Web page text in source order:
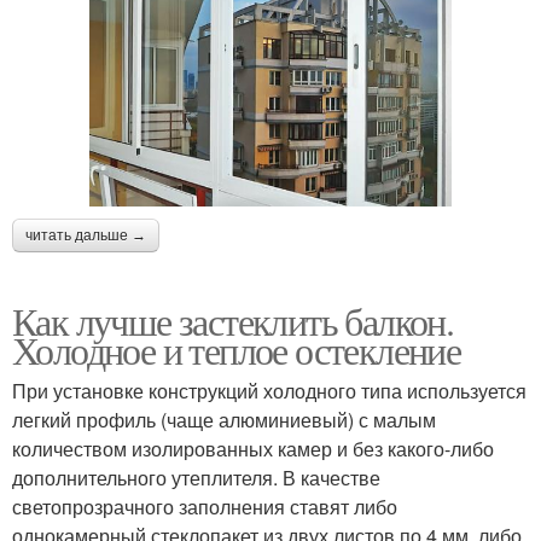
читать дальше →
Как лучше застеклить балкон.
Холодное и теплое остекление
При установке конструкций холодного типа используется
легкий профиль (чаще алюминиевый) с малым
количеством изолированных камер и без какого-либо
дополнительного утеплителя. В качестве
светопрозрачного заполнения ставят либо